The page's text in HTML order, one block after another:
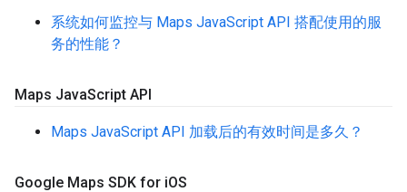
系统如何监控与 Maps JavaScript API 搭配使用的服
务的性能？
Maps JavaScript API
Maps JavaScript API 加载后的有效时间是多久？
Google Maps SDK for iOS